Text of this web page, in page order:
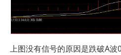
上图没有信号的原因是跌破A波